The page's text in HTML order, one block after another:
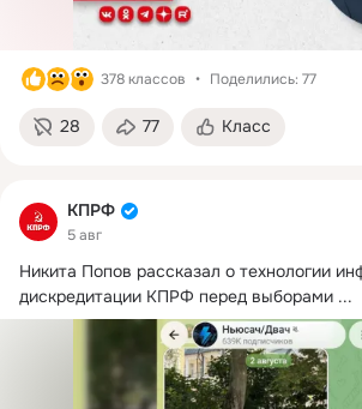
378 классов Поделились: 77
28 77 Класс
КПРФ
5 авг
Никита Попов рассказал о технологии
дискредитации КПРФ перед выборами ...